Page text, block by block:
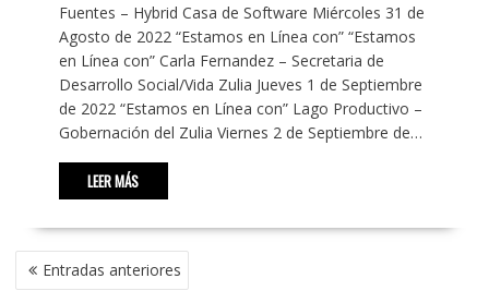
Fuentes – Hybrid Casa de Software Miércoles 31 de
Agosto de 2022 “Estamos en Línea con” “Estamos
en Línea con” Carla Fernandez – Secretaria de
Desarrollo Social/Vida Zulia Jueves 1 de Septiembre
de 2022 “Estamos en Línea con” Lago Productivo –
Gobernación del Zulia Viernes 2 de Septiembre de…
LEER MÁS
NAVEGACIÓN
DE Entradas anteriores